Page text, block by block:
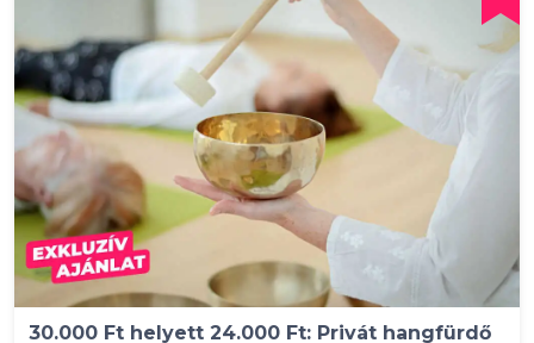
30.000 Ft helyett 24.000 Ft: Privát hangfürdő